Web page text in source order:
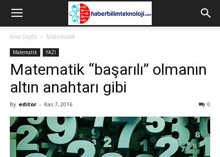
Ana Sayfa Matematik
Matematik YAZI
Matematik “başarılı” olmanın
altın anahtarı gibi
By editor - Kas 7, 2016 0